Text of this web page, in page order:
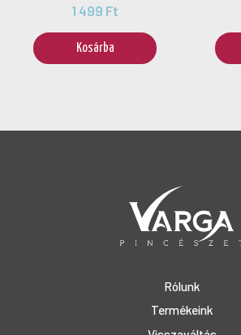
1 499 Ft
Kosárba
Rólunk
Termékeink